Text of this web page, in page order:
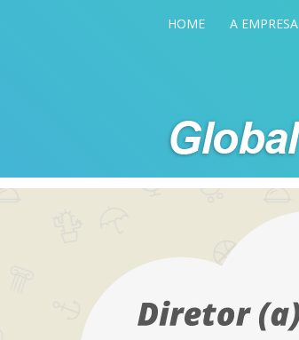
HOME A EMPRESA